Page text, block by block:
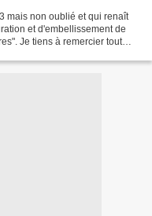
mais non oublié et qui renaît
et d'embellissement de
Je tiens à remercier tout